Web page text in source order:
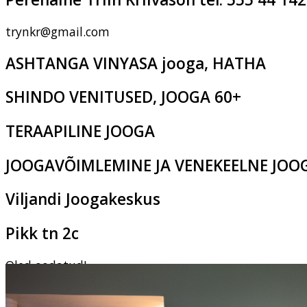
trynkr@gmail.com
ASHTANGA VINYASA jooga, HATHA
SHINDO VENITUSED, JOOGA 60+
TERAAPILINE JOOGA
JOOGAVÕIMLEMINE JA VENEKEELNE
Viljandi Joogakeskus
Pikk tn 2c
Oled oodatud!
‹ ›